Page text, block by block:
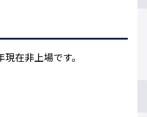
在非上場です。